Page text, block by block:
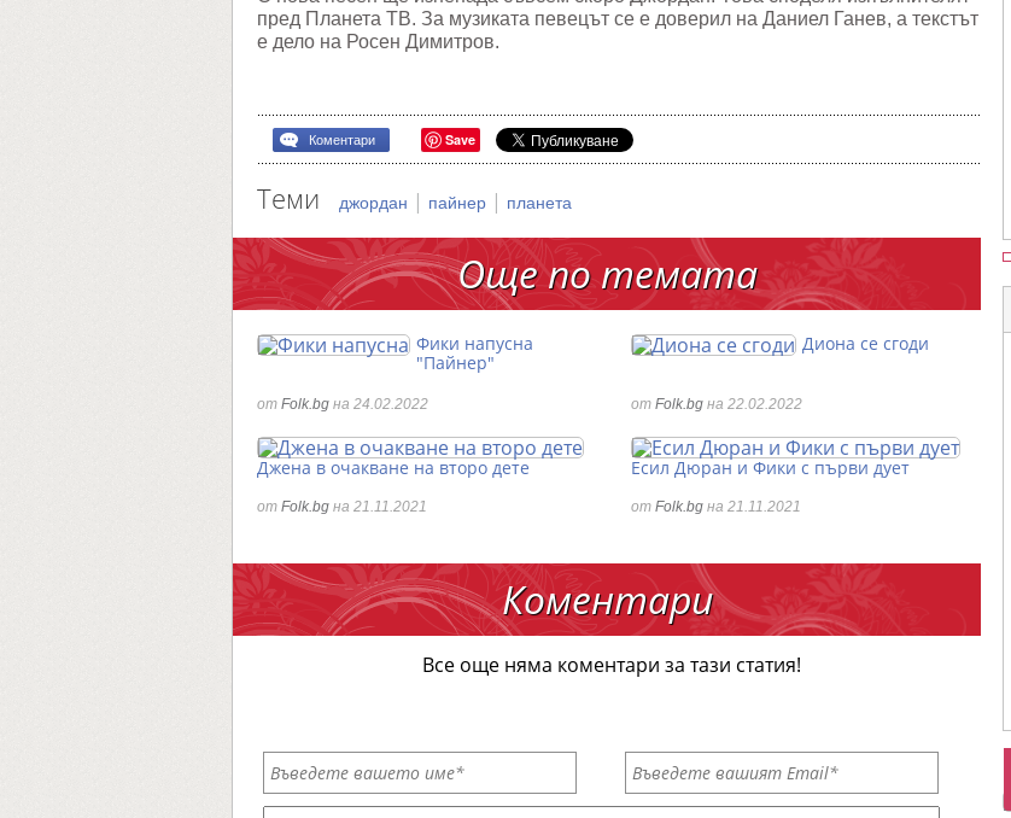
пред Планета ТВ. За музиката певецът се е доверил на Даниел Ганев, а текстът
е дело на Росен Димитров.
Коментари Save
Теми джордан | пайнер | планета
Още по темата
Фики напусна
"Пайнер"
от Folk.bg на 24.02.2022
Диона се сгоди
от Folk.bg на 22.02.2022
Джена в очакване на второ дете
от Folk.bg на 21.11.2021
Есил Дюран и Фики с първи дует
от Folk.bg на 21.11.2021
Коментари
Все още няма коментари за тази статия!